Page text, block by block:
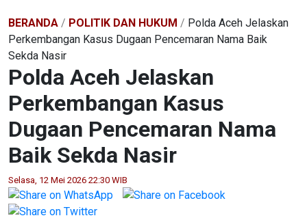
BERANDA / POLITIK DAN HUKUM / Polda Aceh Jelaskan
Perkembangan Kasus Dugaan Pencemaran Nama Baik
Sekda Nasir
Polda Aceh Jelaskan
Perkembangan Kasus
Dugaan Pencemaran Nama
Baik Sekda Nasir
Selasa, 12 Mei 2026 22:30 WIB